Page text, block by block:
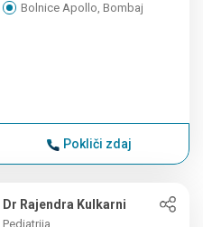
Bolnice Apollo, Bombaj
Pokliči zdaj
Dr Rajendra Kulkarni
Pediatrija